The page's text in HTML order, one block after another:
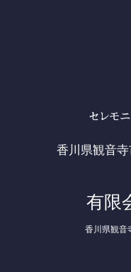
香川県観音
有限
香川県観音